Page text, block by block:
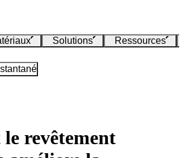
Solutions Ressources
revêtement